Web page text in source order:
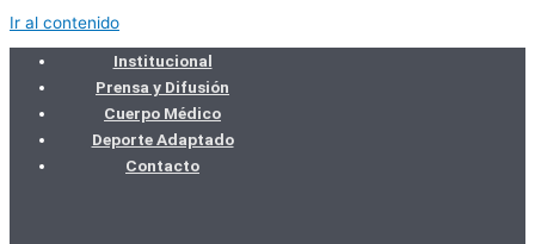
Ir al contenido
Institucional
Prensa y Difusión
Cuerpo Médico
Deporte Adaptado
Contacto